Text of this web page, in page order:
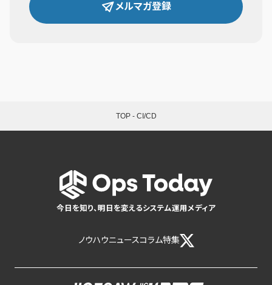
メルマガ登録
TOP- CI/CD
今日を知り、明日を変えるシステム運用メディア
ノウハウニュースコラム特集